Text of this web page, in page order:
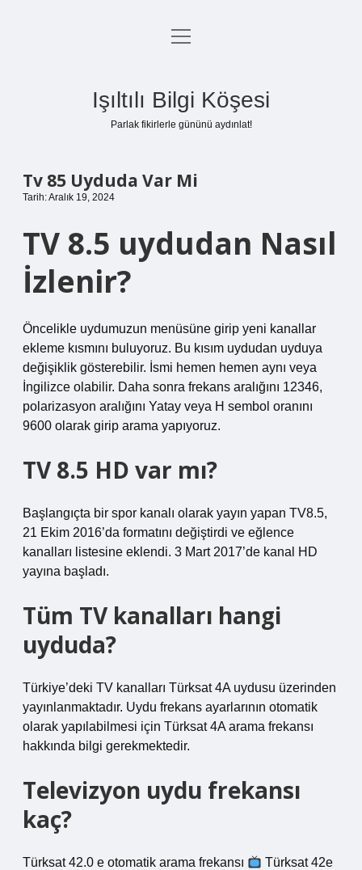
Anasayfa
Yasal Uyarı
menüyü
Işıltılı Bilgi Köşesi
Parlak fikirlerle gününü aydınlat!
Tv 85 Uyduda Var Mi
Tarih: Aralık 19, 2024
TV 8.5 uydudan Nasıl
İzlenir?
Öncelikle uydumuzun menüsüne girip yeni kanallar
ekleme kısmını buluyoruz. Bu kısım uydudan uyduya
değişiklik gösterebilir. İsmi hemen hemen aynı veya
İngilizce olabilir. Daha sonra frekans aralığını 12346,
polarizasyon aralığını Yatay veya H sembol oranını
9600 olarak girip arama yapıyoruz.
TV 8.5 HD var mı?
Başlangıçta bir spor kanalı olarak yayın yapan TV8.5,
21 Ekim 2016’da formatını değiştirdi ve eğlence
kanalları listesine eklendi. 3 Mart 2017’de kanal HD
yayına başladı.
Tüm TV kanalları hangi
uyduda?
Türkiye’deki TV kanalları Türksat 4A uydusu üzerinden
yayınlanmaktadır. Uydu frekans ayarlarının otomatik
olarak yapılabilmesi için Türksat 4A arama frekansı
hakkında bilgi gerekmektedir.
Televizyon uydu frekansı
kaç?
Türksat 42.0 e otomatik arama frekansı
Türksat 42e